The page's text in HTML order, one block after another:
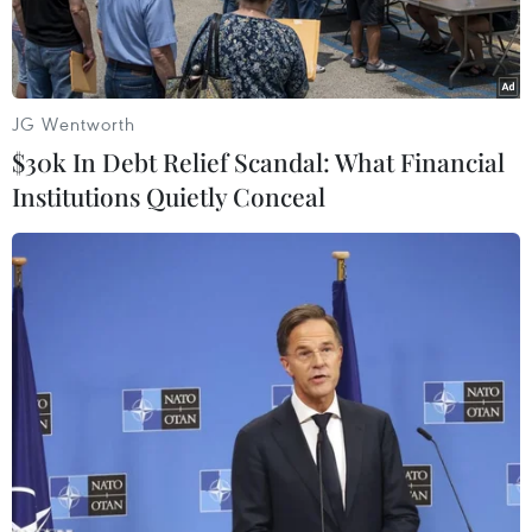
kiểm tra chốt chặn 24/24 giờ, nhất là các đường
mòn...
UBMTTQVN tỉnh An Giang trao vật tư y tế phòng, chống dịch
COVID-19 cho Mặt trận đoàn kết phát triển Tổ quốc Campuchia
JG Wentworth
$30k In Debt Relief Scandal: What Financial
Institutions Quietly Conceal